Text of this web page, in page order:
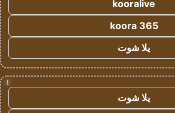
kooralive
koora 365
يلا شوت
!
يلا شوت